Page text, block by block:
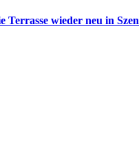
Terrasse wieder neu in